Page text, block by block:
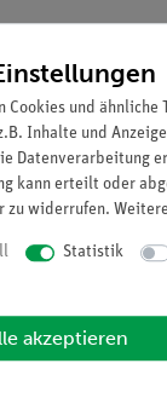
(Arachnoidea,
4.
der
total 11.
geliefert.
Cookies und ähnliche
Inhalte und
Datenverarbeitung
kann erteilt oder
zu widerrufen.
Statistik
akzeptieren